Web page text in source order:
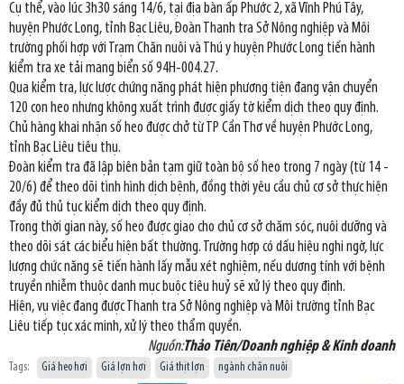
Cụ thể, vào lúc 3h30 sáng 14/6, tại địa bàn ấp Phước 2, xã Vĩnh Phú Tây,
huyện Phước Long, tỉnh Bạc Liêu, Đoàn Thanh tra Sở Nông nghiệp và Môi
trường phối hợp với Trạm Chăn nuôi và Thú y huyện Phước Long tiến hành
kiểm tra xe tải mang biển số 94H-004.27.
Qua kiểm tra, lực lược chứng năng phát hiện phương tiện đang vận chuyển
120 con heo nhưng không xuất trình được giấy tờ kiểm dịch theo quy định.
Chủ hàng khai nhận số heo được chở từ TP Cần Thơ về huyện Phước Long,
tỉnh Bạc Liêu tiêu thụ.
Đoàn kiểm tra đã lập biên bản tạm giữ toàn bộ số heo trong 7 ngày (từ 14 -
20/6) để theo dõi tình hình dịch bệnh, đồng thời yêu cầu chủ cơ sở thực hiện
đầy đủ thủ tục kiểm dịch theo quy định.
Trong thời gian này, số heo được giao cho chủ cơ sở chăm sóc, nuôi dưỡng và
theo dõi sát các biểu hiện bất thường. Trường hợp có dấu hiệu nghi ngờ, lực
lượng chức năng sẽ tiến hành lấy mẫu xét nghiệm, nếu dương tính với bệnh
truyền nhiễm thuộc danh mục buộc tiêu huỷ sẽ xử lý theo quy định.
Hiện, vụ việc đang được Thanh tra Sở Nông nghiệp và Môi trường tỉnh Bạc
Liêu tiếp tục xác minh, xử lý theo thẩm quyền.
Nguồn:Thảo Tiên/Doanh nghiệp & Kinh doanh
Tags: Giá heo hơi Giá lợn hơi Giá thịt lợn ngành chăn nuôi